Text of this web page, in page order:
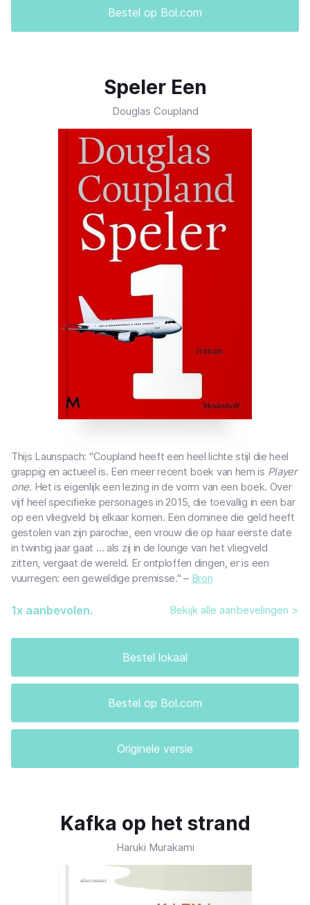
Bestel op Bol.com
Speler Een
Douglas Coupland
Thijs Launspach: "Coupland heeft een heel lichte stijl die heel
grappig en actueel is. Een meer recent boek van hem is Player
one. Het is eigenlijk een lezing in de vorm van een boek. Over
vijf heel specifieke personages in 2015, die toevallig in een bar
op een vliegveld bij elkaar komen. Een dominee die geld heeft
gestolen van zijn parochie, een vrouw die op haar eerste date
in twintig jaar gaat … als zij in de lounge van het vliegveld
zitten, vergaat de wereld. Er ontploffen dingen, er is een
vuurregen: een geweldige premisse." – Bron
Bestel lokaal
Bestel op Bol.com
Originele versie
1x aanbevolen. Bekijk alle aanbevelingen >
Kafka op het strand
Haruki Murakami